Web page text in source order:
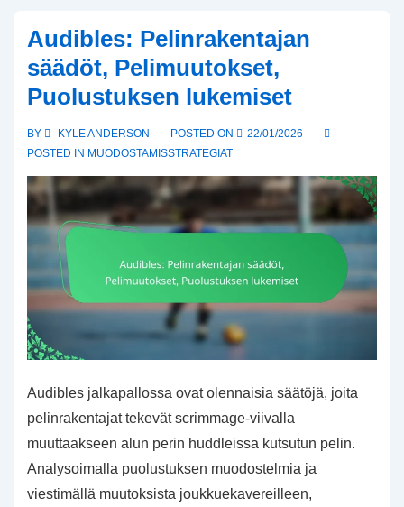
peittojärjestelmät,
blitsaamisvaihtoehdot
Audibles: Pelinrakentajan
säädöt, Pelimuutokset,
Puolustuksen lukemiset
BY KYLE ANDERSON POSTED ON
22/01/2026
POSTED IN MUODOSTAMISSTRATEGIAT
Audibles jalkapallossa ovat olennaisia säätöjä, joita
pelinrakentajat tekevät scrimmage-viivalla
muuttaakseen alun perin huddleissa kutsutun pelin.
Analysoimalla puolustuksen muodostelmia ja
viestimällä muutoksista joukkuekavereilleen,